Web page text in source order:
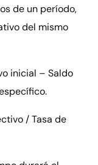
de un período,
del mismo
inicial – Saldo
/ Tasa de